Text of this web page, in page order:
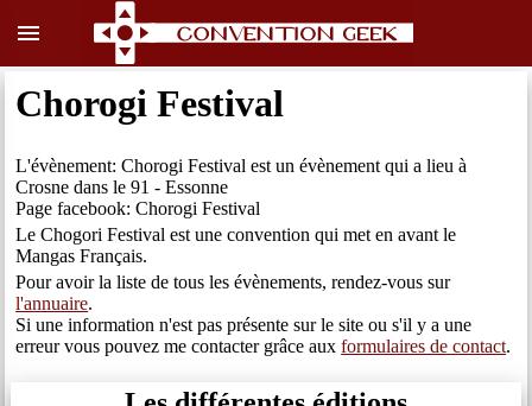
menu
Chorogi Festival
L'évènement: Chorogi Festival est un évènement qui a lieu à
Crosne dans le 91 - Essonne
Page facebook: Chorogi Festival
Le Chogori Festival est une convention qui met en avant le
Mangas Français.
Pour avoir la liste de tous les évènements, rendez-vous sur
l'annuaire.
Si une information n'est pas présente sur le site ou s'il y a une
erreur vous pouvez me contacter grâce auxformulaires de contact.